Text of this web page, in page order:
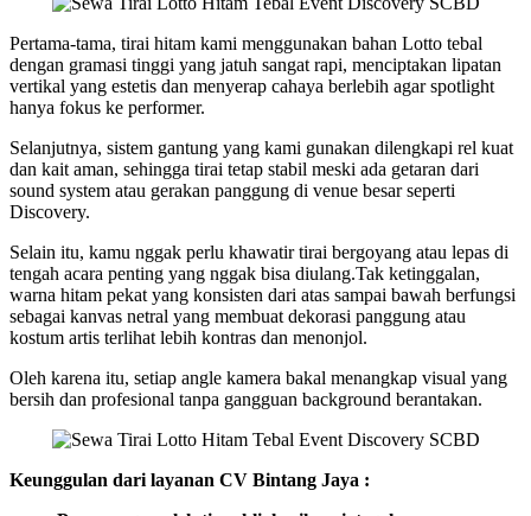
Pertama-tama, tirai hitam kami menggunakan bahan Lotto tebal
dengan gramasi tinggi yang jatuh sangat rapi, menciptakan lipatan
vertikal yang estetis dan menyerap cahaya berlebih agar spotlight
hanya fokus ke performer.
Selanjutnya, sistem gantung yang kami gunakan dilengkapi rel kuat
dan kait aman, sehingga tirai tetap stabil meski ada getaran dari
sound system atau gerakan panggung di venue besar seperti
Discovery.
Selain itu, kamu nggak perlu khawatir tirai bergoyang atau lepas di
tengah acara penting yang nggak bisa diulang.Tak ketinggalan,
warna hitam pekat yang konsisten dari atas sampai bawah berfungsi
sebagai kanvas netral yang membuat dekorasi panggung atau
kostum artis terlihat lebih kontras dan menonjol.
Oleh karena itu, setiap angle kamera bakal menangkap visual yang
bersih dan profesional tanpa gangguan background berantakan.
Keunggulan dari layanan CV Bintang Jaya :